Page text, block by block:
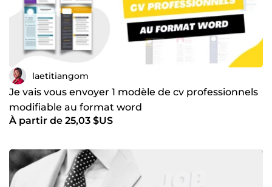
laetitiangom
Je vais vous envoyer 1 modèle de cv professionnels
modifiable au format word
À partir de 25,03 $US